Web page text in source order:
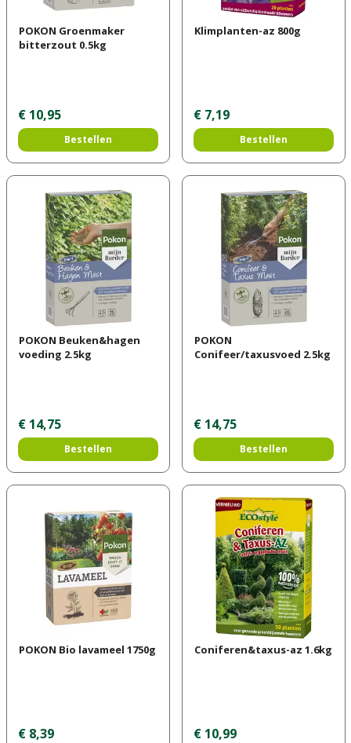
POKON Groenmaker
bitterzout 0.5kg
€ 10,95
Bestellen
Klimplanten-az 800g
€ 7,19
Bestellen
POKON Beuken&hagen
voeding 2.5kg
€ 14,75
Bestellen
POKON
Conifeer/taxusvoed 2.5kg
€ 14,75
Bestellen
POKON Bio lavameel 1750g
€ 8,39
Coniferen&taxus-az 1.6kg
€ 10,99